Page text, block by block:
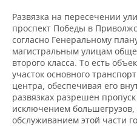
Развязка на пересечении
проспект Победы в
согласно Генеральному
магистральным улицам
второго класса. То есть
участок основного
центра, обеспечивая его
развязках разрешен
исключением большегрузов,
обслуживанием этой части